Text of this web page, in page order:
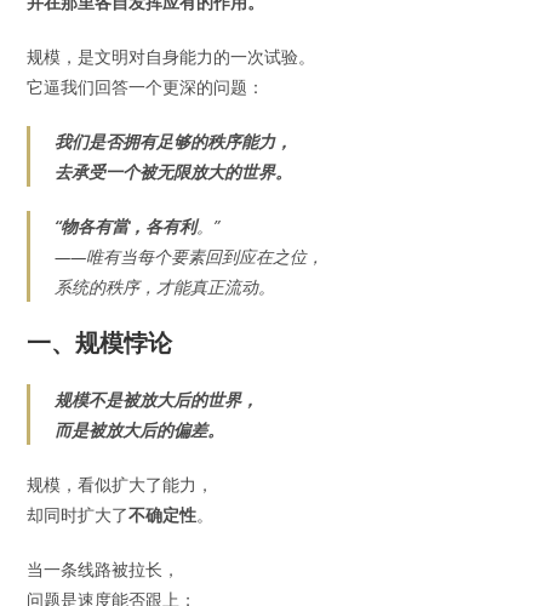
规模，是文明对自身能力的一次试验。
它逼我们回答一个更深的问题：
我们是否拥有足够的秩序能力，
去承受一个被无限放大的世界。
“物各有當，各有利。”
——唯有当每个要素回到应在之位，
系统的秩序，才能真正流动。
一、规模悖论
规模不是被放大后的世界，
而是被放大后的偏差。
规模，看似扩大了能力，
却同时扩大了不确定性。
当一条线路被拉长，
问题是速度能否跟上；